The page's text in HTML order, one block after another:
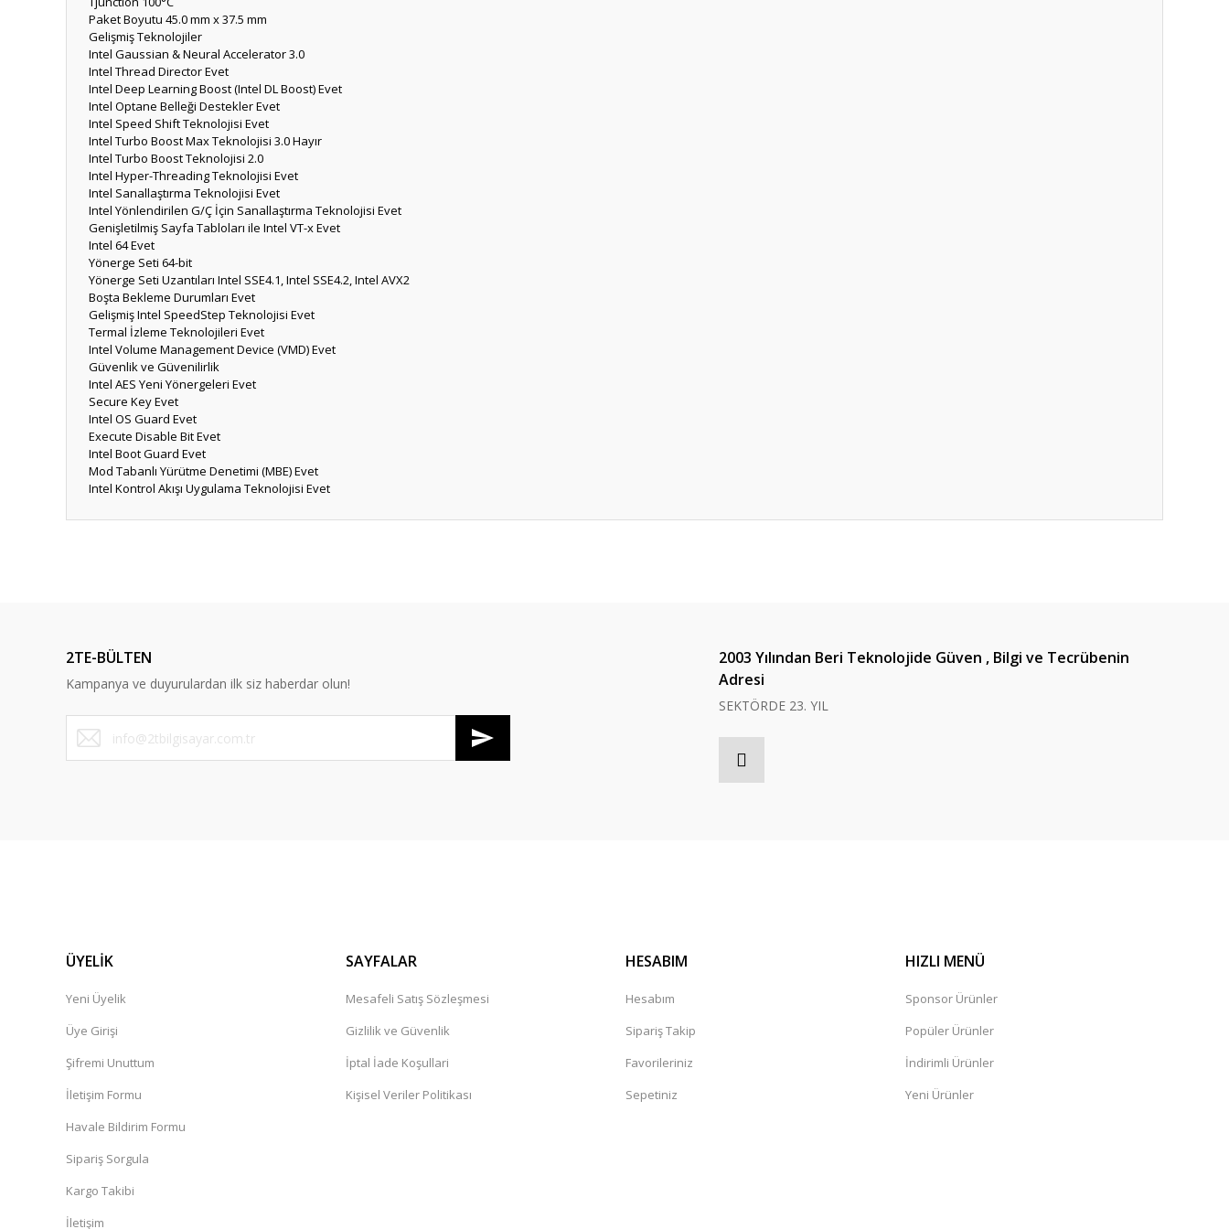
Paket Boyutu 45.0 mm x 37.5 mm
Gelişmiş Teknolojiler
Intel Gaussian & Neural Accelerator3.0
Intel Thread DirectorEvet
Intel Deep Learning Boost (Intel DL Boost)Evet
Intel Optane Belleği DesteklerEvet
Intel Speed Shift Teknolojisi Evet
Intel Turbo Boost Max Teknolojisi 3.0Hayır
Intel Turbo Boost Teknolojisi 2.0
Intel Hyper-Threading Teknolojisi Evet
Intel Sanallaştırma Teknolojisi Evet
Intel Yönlendirilen G/Ç İçin Sanallaştırma Teknolojisi Evet
Genişletilmiş Sayfa Tabloları ile Intel VT-xEvet
Intel 64Evet
Yönerge Seti 64-bit
Yönerge Seti Uzantıları Intel SSE4.1, Intel SSE4.2, Intel AVX2
Boşta Bekleme Durumları Evet
Gelişmiş Intel SpeedStep Teknolojisi Evet
Termal İzleme Teknolojileri Evet
Intel Volume Management Device (VMD)Evet
Güvenlik ve Güvenilirlik
Intel AES Yeni Yönergeleri Evet
Secure KeyEvet
Intel OS Guard Evet
Execute Disable BitEvet
Intel Boot Guard Evet
Mod Tabanlı Yürütme Denetimi (MBE)Evet
Intel Kontrol Akışı Uygulama Teknolojisi Evet
Ürün bilgilerinde hatalar bulunuyor.
Ürün fiyatı diğer sitelerden daha pahalı.
Bu ürüne benzer farklı alternatifler olmalı.
2TE-BÜLTEN
Kampanya ve duyurulardan ilk siz haberdar olun!
2003 Yılından Beri Teknolojide Güven , Bilgi ve Tecrübenin
Adresi
SEKTÖRDE 23. YIL
ÜYELİK
Yeni Üyelik
Üye Girişi
Şifremi Unuttum
İletişim Formu
Havale Bildirim Formu
Sipariş Sorgula
Kargo Takibi
İletişim
SAYFALAR
Mesafeli Satış Sözleşmesi
Gizlilik ve Güvenlik
İptal İade Koşullari
Kişisel Veriler Politikası
HESABIM
Hesabım
Sipariş Takip
Favorileriniz
Sepetiniz
HIZLI MENÜ
Sponsor Ürünler
Popüler Ürünler
İndirimli Ürünler
Yeni Ürünler